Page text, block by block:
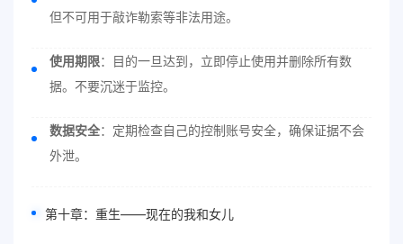
但不可用于敲诈勒索等非法用途。
使用期限：目的一旦达到，立即停止使用并删除所有数
据。不要沉迷于监控。
数据安全：定期检查自己的控制账号安全，确保证据不会
外泄。
第十章：重生——现在的我和女儿